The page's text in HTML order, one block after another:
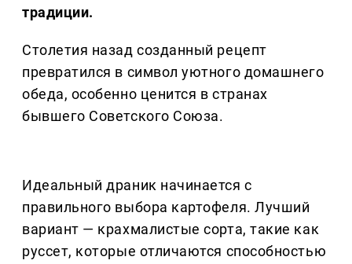
традиции.
Столетия назад созданный рецепт
превратился в символ уютного домашнего
обеда, особенно ценится в странах
бывшего Советского Союза.
Идеальный драник начинается с
правильного выбора картофеля. Лучший
вариант — крахмалистые сорта, такие как
руссет, которые отличаются способностью